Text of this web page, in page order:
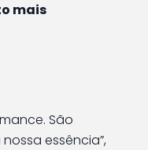
mais
São
essência”,